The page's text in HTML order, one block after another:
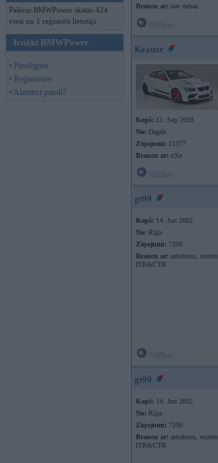
Pašreiz BMWPower skatās 424
viesi un 1 reģistrēti lietotāji.
Ienākt BMWPower
• Pieslēgties
• Reģistrēties
• Aizmirsi paroli?
Braucu ar: nav nekaa
Krauze
Kopš: 11. Sep 2003
No: Dagda
Ziņojumi: 11377
Braucu ar: xXx
gt99
Kopš: 14. Jun 2002
No: Rīga
Ziņojumi: 7200
Braucu ar: autobusu, reizēm
ITR&CTR
gt99
Kopš: 14. Jun 2002
No: Rīga
Ziņojumi: 7200
Braucu ar: autobusu, reizēm
ITR&CTR